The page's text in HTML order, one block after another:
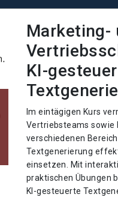
Marketing-
KI-
Im eintägigen Kurs
Vertriebsteams sowie
verschiedenen
Textgenerierung
einsetzen. Mit
praktischen Übungen
KI-gesteuerte